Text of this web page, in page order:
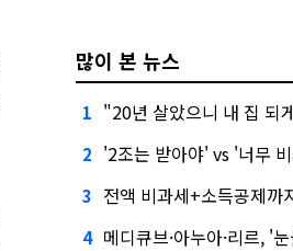
많이 본 뉴스
1 "20년 살았으니 내 집 되
2 '2조는 받아야' vs '너무 비싸다
3 전액 비과세+소득공제까
4 메디큐브·아누아·리르, '눈물